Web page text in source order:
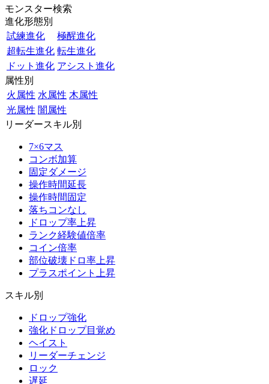
モンスター検索
進化形態別
試練進化
極醒進化
超転生進化 転生進化
ドット進化 アシスト進化
属性別
火属性 水属性 木属性
光属性 闇属性
リーダースキル別
7×6マス
コンボ加算
固定ダメージ
操作時間延長
操作時間固定
落ちコンなし
ドロップ率上昇
ランク経験値倍率
コイン倍率
部位破壊ドロ率上昇
プラスポイント上昇
スキル別
ドロップ強化
強化ドロップ目覚め
ヘイスト
リーダーチェンジ
ロック
遅延